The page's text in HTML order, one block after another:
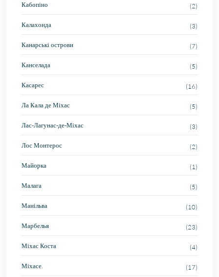
Кабопіно (2)
Калахонда (3)
Канарські острови (7)
Канселада (5)
Касарес (16)
Ла Кала де Міхас (5)
Лас-Лагунас-де-Міхас (3)
Лос Монтерос (2)
Майорка (1)
Малага (5)
Манільва (10)
Марбелья (23)
Міхас Коста (4)
Міхасе. (17)